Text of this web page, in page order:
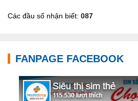
Các đầu số nhận biết: 087
FANPAGE FACEBOOK